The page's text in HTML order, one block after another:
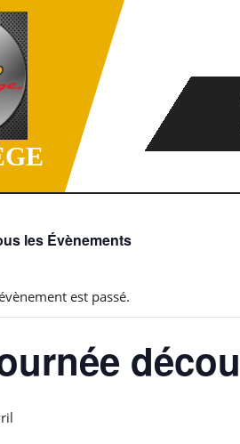
les Évènements
est passé.